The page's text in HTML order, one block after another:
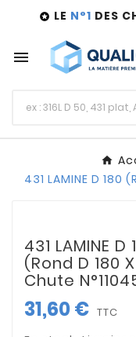
 LE N°1 DES

431 LAMINE D 180
431 LAMINE D
(Rond D 180
Chute
31,60 € TTC